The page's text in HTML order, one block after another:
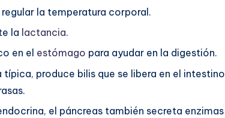
la temperatura corporal.
la lactancia.
en el estómago para ayudar en la digestión.
típica, produce bilis que se libera en el intestino
el páncreas también secreta enzimas